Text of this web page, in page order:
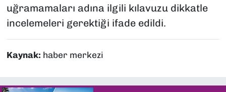
uğramamaları adına ilgili kılavuzu dikkatle
incelemeleri gerektiği ifade edildi.
Kaynak: haber merkezi